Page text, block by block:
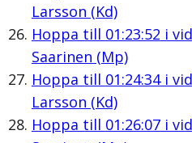
Larsson (Kd)
Hoppa till 01:23:52 i
Saarinen (Mp)
Hoppa till 01:24:34i
Larsson (Kd)
Hoppa till 01:26:07i